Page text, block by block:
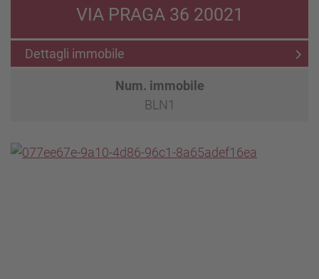
VIA PRAGA 36 20021
Dettagli immobile
Num. immobile
BLN1